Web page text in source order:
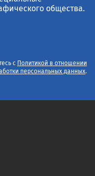
общества.
с
Политикой в отношении
персональных данных.